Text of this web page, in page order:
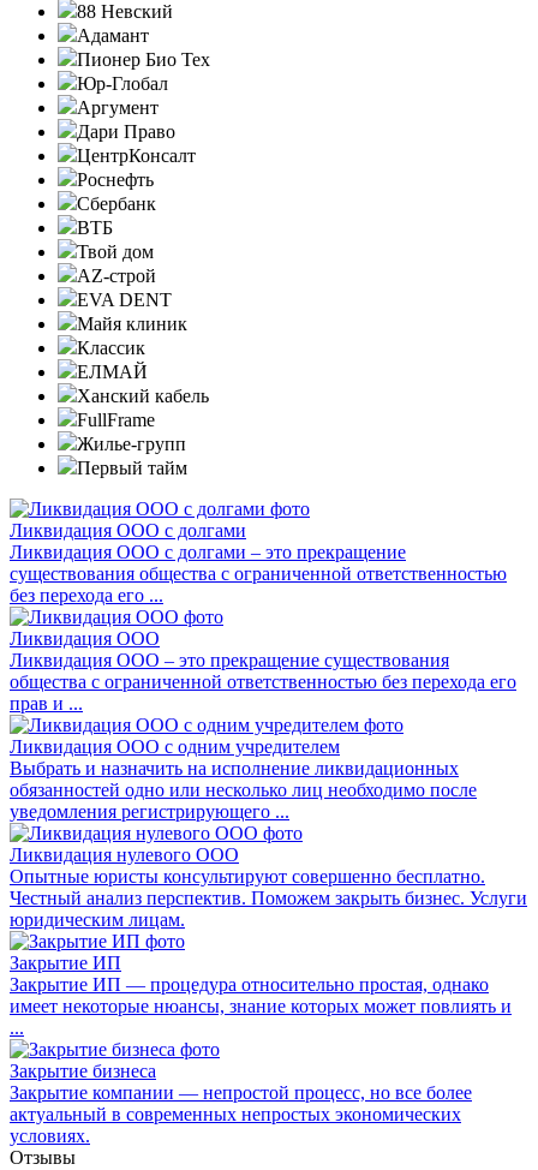
88 Невский
Адамант
Пионер Био Тех
Юр-Глобал
Аргумент
Дари Право
ЦентрКонсалт
Роснефть
Сбербанк
ВТБ
Твой дом
AZ-строй
EVA DENT
Майя клиник
Классик
ЕЛМАЙ
Ханский кабель
FullFrame
Жилье-групп
Первый тайм
Ликвидация ООО с долгами
Ликвидация ООО с долгами – это прекращение
существования общества с ограниченной ответственностью
без перехода его ...
Ликвидация ООО
Ликвидация ООО – это прекращение существования
общества с ограниченной ответственностью без перехода его
прав и ...
Ликвидация ООО с одним учредителем
Выбрать и назначить на исполнение ликвидационных
обязанностей одно или несколько лиц необходимо после
уведомления регистрирующего ...
Ликвидация нулевого ООО
Опытные юристы консультируют совершенно бесплатно.
Честный анализ перспектив. Поможем закрыть бизнес. Услуги
юридическим лицам.
Закрытие ИП
Закрытие ИП — процедура относительно простая, однако
имеет некоторые нюансы, знание которых может повлиять и
...
Закрытие бизнеса
Закрытие компании — непростой процесс, но все более
актуальный в современных непростых экономических
условиях.
Отзывы